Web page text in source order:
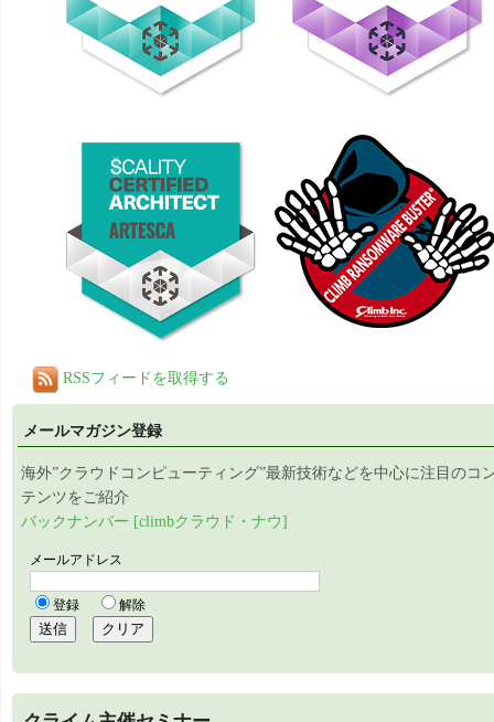
RSSフィードを取得する
メールマガジン登録
海外”クラウドコンピューティング”最新技術などを中心に注目のコ
テンツをご紹介
バックナンバー [climbクラウド・ナウ]